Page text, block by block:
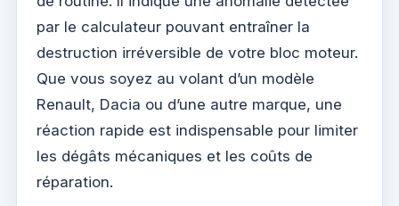
par le calculateur pouvant entraîner la
destruction irréversible de votre bloc moteur.
Que vous soyez au volant d’un modèle
Renault, Dacia ou d’une autre marque, une
réaction rapide est indispensable pour limiter
les dégâts mécaniques et les coûts de
réparation.